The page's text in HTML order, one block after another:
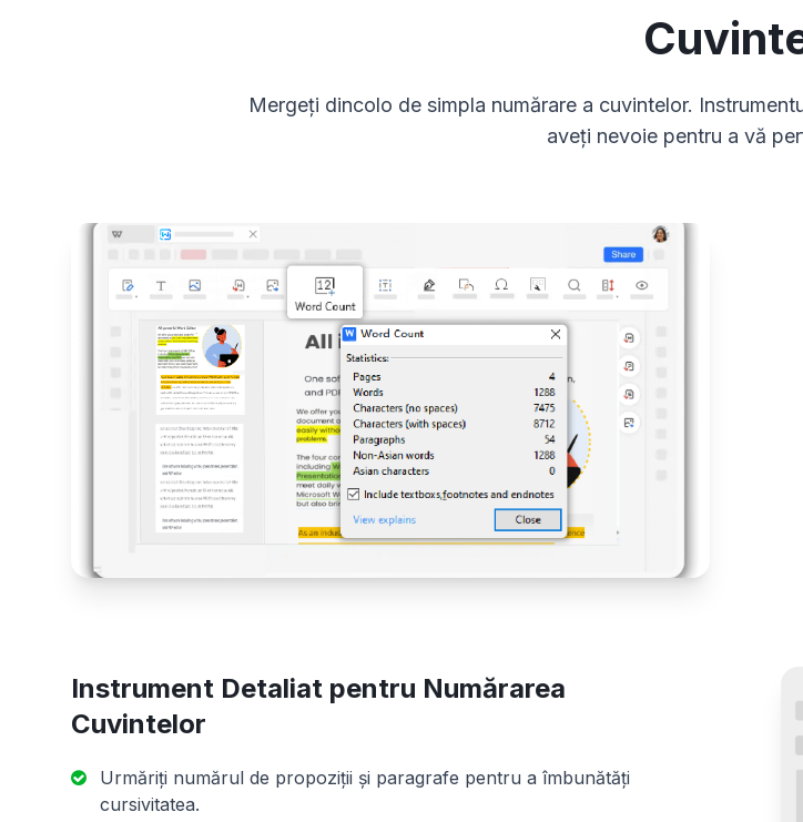
Mergeți dincolo de simpla numărare a cuvintelor.
aveți nevoie pentru a vă
Instrument Detaliat pentru Numărarea
Cuvintelor
Urmăriți numărul de propoziții și paragrafe pentru a îmbunătăți
cursivitatea.